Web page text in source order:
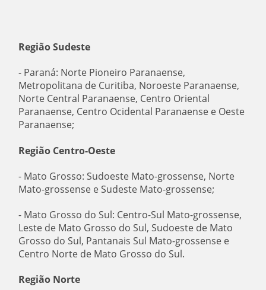
Região Sudeste
- Paraná: Norte Pioneiro Paranaense,
Metropolitana de Curitiba, Noroeste Paranaense,
Norte Central Paranaense, Centro Oriental
Paranaense, Centro Ocidental Paranaense e Oeste
Paranaense;
Região Centro-Oeste
- Mato Grosso: Sudoeste Mato-grossense, Norte
Mato-grossense e Sudeste Mato-grossense;
- Mato Grosso do Sul: Centro-Sul Mato-grossense,
Leste de Mato Grosso do Sul, Sudoeste de Mato
Grosso do Sul, Pantanais Sul Mato-grossense e
Centro Norte de Mato Grosso do Sul.
Região Norte